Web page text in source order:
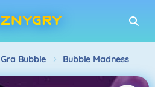
Gra Bubble Bubble Madness